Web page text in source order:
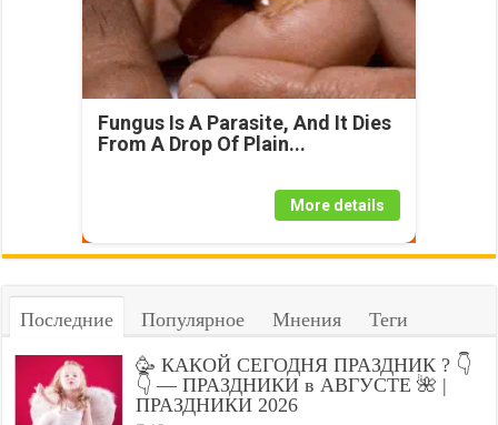
Fungus Is A Parasite, And It Dies
From A Drop Of Plain...
More details
Последние Популярное Мнения Теги
🥳 КАКОЙ СЕГОДНЯ ПРАЗДНИК ? 👇
👇 — ПРАЗДНИКИ в АВГУСТЕ 🌺 |
ПРАЗДНИКИ 2026